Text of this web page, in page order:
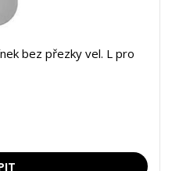
bez přezky vel. L pro